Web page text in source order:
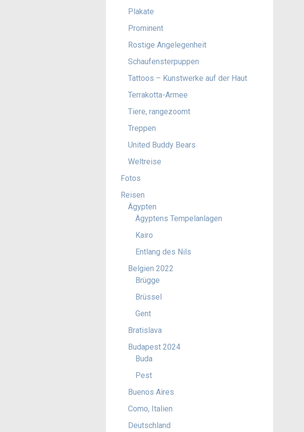
Plakate
Prominent
Rostige Angelegenheit
Schaufensterpuppen
Tattoos – Kunstwerke auf der Haut
Terrakotta-Armee
Tiere, rangezoomt
Treppen
United Buddy Bears
Weltreise
Fotos
Reisen
Ägypten
Ägyptens Tempelanlagen
Kairo
Entlang des Nils
Belgien 2022
Brügge
Brüssel
Gent
Bratislava
Budapest 2024
Buda
Pest
Buenos Aires
Como, Italien
Deutschland